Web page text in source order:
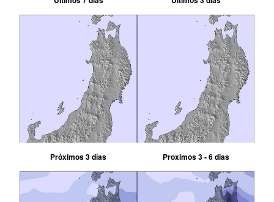
Próximos 3 días Proximos 3 - 6 dias